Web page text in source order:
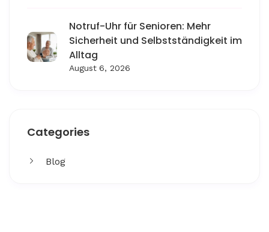
Notruf-Uhr für Senioren: Mehr
Sicherheit und Selbstständigkeit im
Alltag
August 6, 2026
Categories
Blog